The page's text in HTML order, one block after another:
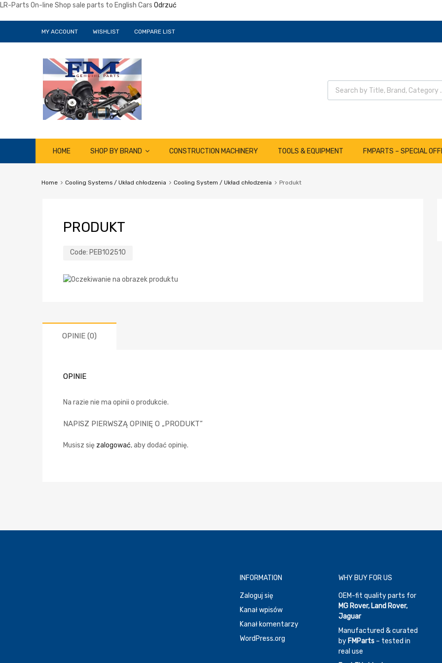
LR-Parts On-line Shop sale parts to English Cars Odrzuć
MY ACCOUNT WISHLIST COMPARE LIST
Wyszukiwarka produktów
content
HOME SHOP BY BRAND CONSTRUCTION MACHINERY TOOLS & EQUIPMENT FMPARTS – SPECIAL
Home Cooling Systems / Układ chłodzenia Cooling System / Układ chłodzenia Produkt
PRODUKT
Code: PEB102510
OPINIE (0)
OPINIE
Na razie nie ma opinii o produkcie.
NAPISZ PIERWSZĄ OPINIĘ O „PRODUKT”
Musisz się zalogować, aby dodać opinię.
INFORMATION
Zaloguj się
Kanał wpisów
Kanał komentarzy
WordPress.org
WHY BUY FOR US
OEM-fit quality parts for
MG Rover, Land Rover,
Jaguar
Manufactured & curated
by FMParts– tested in
real use